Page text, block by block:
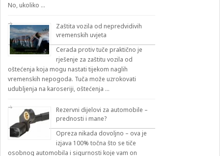
No, ukoliko …
Zaštita vozila od nepredvidivih
vremenskih uvjeta
Cerada protiv tuče praktično je
rješenje za zaštitu vozila od
oštećenja koja mogu nastati tijekom naglih
vremenskih nepogoda. Tuča može uzrokovati
udubljenja na karoseriji, oštećenja …
Rezervni dijelovi za automobile –
prednosti i mane?
Opreza nikada dovoljno – ova je
izjava 100% točna što se tiče
osobnog automobila i sigurnosti koje vam on